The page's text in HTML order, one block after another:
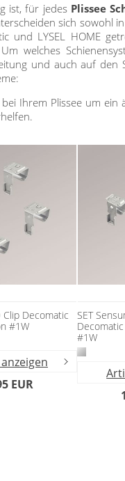
ist, für jedes Plissee
sich sowohl
und LYSEL HOME
welches
und auch auf den
bei Ihrem Plissee um
Decomatic
#1W
EUR
SET
#1W